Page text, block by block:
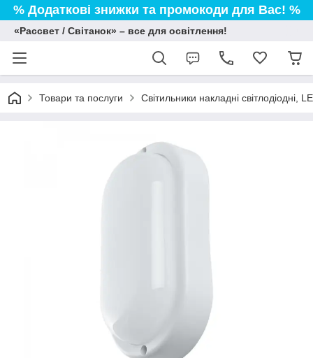
% Додаткові знижки та промокоди для Вас! %
«Рассвет / Світанок» – все для освітлення!
Товари та послуги Світильники накладні світлодіодні,